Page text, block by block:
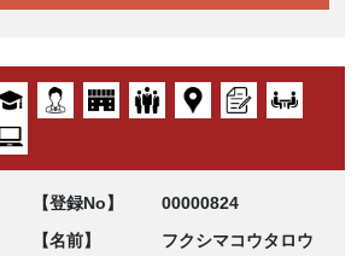
【登録No】
00000824
【名前】
フクシマコウタロウ